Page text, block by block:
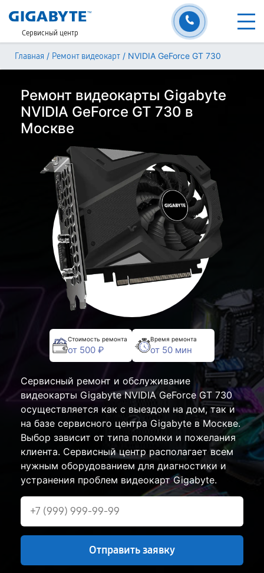
Сервисный центр
Главная / Ремонт видеокарт / NVIDIA GeForce GT 730
Ремонт видеокарты Gigabyte
NVIDIA GeForce GT 730 в
Москве
Стоимость ремонта
от 500 ₽
Время ремонта
от 50 мин
Сервисный ремонт и обслуживание
видеокарты Gigabyte NVIDIA GeForce GT 730
осуществляется как с выездом на дом, так и
на базе сервисного центра Gigabyte в Москве.
Выбор зависит от типа поломки и пожелания
клиента. Сервисный центр располагает всем
нужным оборудованием для диагностики и
устранения проблем видеокарт Gigabyte.
Отправить заявку